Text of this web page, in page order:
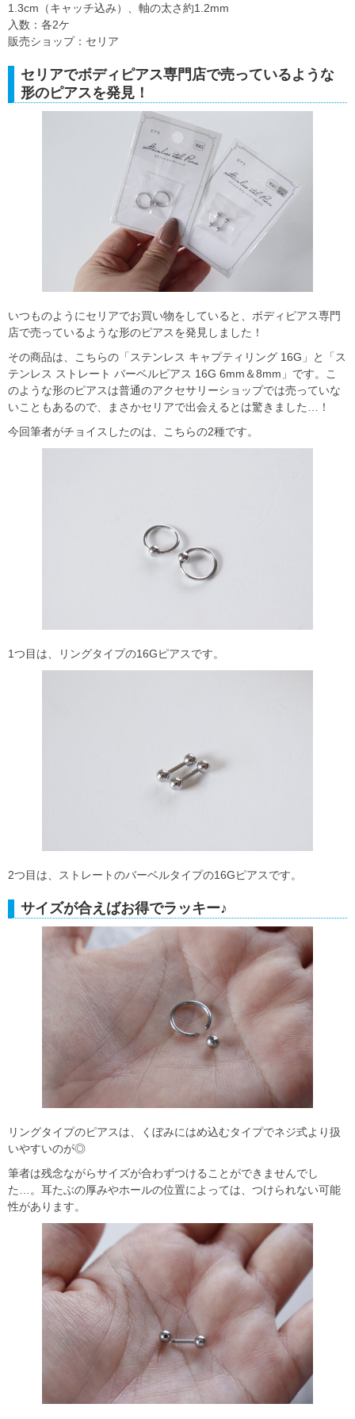
1.3cm（キャッチ込み）、軸の太さ約1.2mm
入数：各2ケ
販売ショップ：セリア
セリアでボディピアス専門店で売っているような
形のピアスを発見！
いつものようにセリアでお買い物をしていると、ボディピアス専門
店で売っているような形のピアスを発見しました！
その商品は、こちらの「ステンレス キャプティリング 16G」と「ス
テンレス ストレート バーベルピアス 16G 6mm＆8mm」です。こ
のような形のピアスは普通のアクセサリーショップでは売っていな
いこともあるので、まさかセリアで出会えるとは驚きました…！
今回筆者がチョイスしたのは、こちらの2種です。
1つ目は、リングタイプの16Gピアスです。
2つ目は、ストレートのバーベルタイプの16Gピアスです。
サイズが合えばお得でラッキー♪
リングタイプのピアスは、くぼみにはめ込むタイプでネジ式より扱
いやすいのが◎
筆者は残念ながらサイズが合わずつけることができませんでし
た…。耳たぶの厚みやホールの位置によっては、つけられない可能
性があります。